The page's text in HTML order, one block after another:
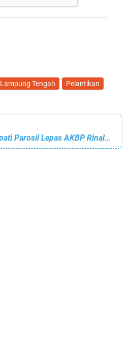
Lampung Tengah
Pelantikan
Penuh Kehangatan, Bupati Parosil Lepas AKBP Rinaldo dan Sambut Kapolres Baru Lampung Barat